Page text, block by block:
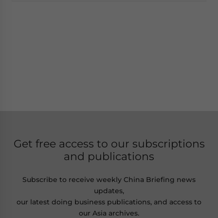
Get free access to our subscriptions
and publications
Subscribe to receive weekly China Briefing news
updates,
our latest doing business publications, and access to
our Asia archives.